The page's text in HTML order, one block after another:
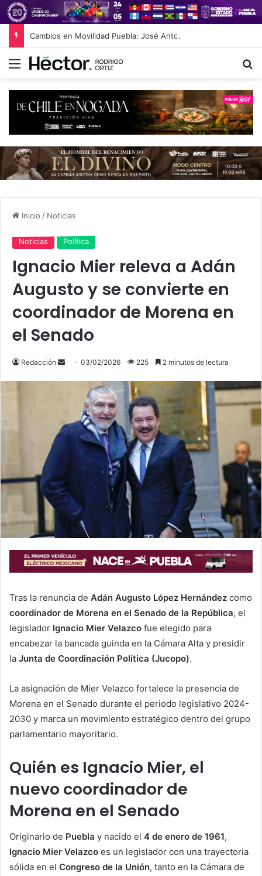
Menú
Inicio / Noticias
Noticias Política
Ignacio Mier releva a Adán
Augusto y se convierte en
coordinador de Morena en
el Senado
Redacción
Send03/02/2026 225 2 minutos de lectura
Tras la renuncia de Adán Augusto López Hernández como
coordinador de Morena en el Senado de la República, el
legislador Ignacio Mier Velazco fue elegido para
encabezar la bancada guinda en la Cámara Alta y presidir
la Junta de Coordinación Política (Jucopo).
La asignación de Mier Velazco fortalece la presencia de
Morena en el Senado durante el periodo legislativo 2024-
2030 y marca un movimiento estratégico dentro del grupo
parlamentario mayoritario.
Quién es Ignacio Mier, el
nuevo coordinador de
Morena en el Senado
Originario de Puebla y nacido el 4 de enero de 1961,
Ignacio Mier Velazco es un legislador con una trayectoria
sólida en el Congreso de la Unión, tanto en la Cámara de